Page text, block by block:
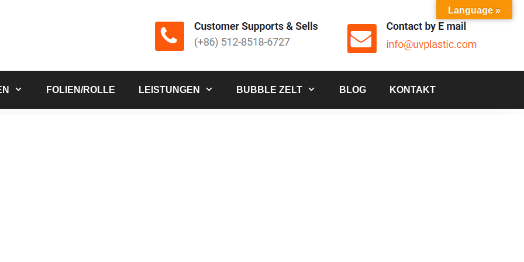
FOLIEN/ROLLE LEISTUNGEN BUBBLE ZELT BLOG KONTAKT
Language »